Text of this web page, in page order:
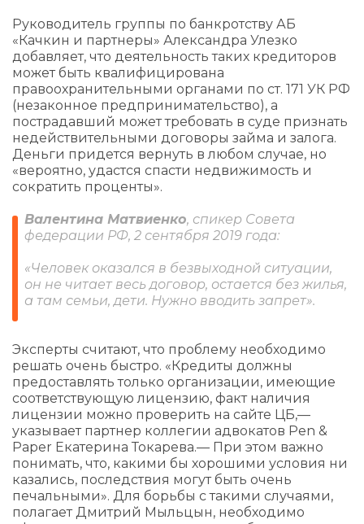
Руководитель группы по банкротству АБ
«Качкин и партнеры» Александра Улезко
добавляет, что деятельность таких кредиторов
может быть квалифицирована
правоохранительными органами по ст. 171 УК РФ
(незаконное предпринимательство), а
пострадавший может требовать в суде признать
недействительными договоры займа и залога.
Деньги придется вернуть в любом случае, но
«вероятно, удастся спасти недвижимость и
сократить проценты».
Валентина Матвиенко, спикер Совета
федерации РФ, 2 сентября 2019 года:
«Человек оказался в безвыходной ситуации,
он не читает весь договор, остается без жилья,
а там семьи, дети. Нужно вводить запрет».
Эксперты считают, что проблему необходимо
решать очень быстро. «Кредиты должны
предоставлять только организации, имеющие
соответствующую лицензию, факт наличия
лицензии можно проверить на сайте ЦБ,—
указывает партнер коллегии адвокатов Pen &
Paper Екатерина Токарева.— При этом важно
понимать, что, какими бы хорошими условия ни
казались, последствия могут быть очень
печальными». Для борьбы с такими случаями,
полагает Дмитрий Мыльцын, необходимо